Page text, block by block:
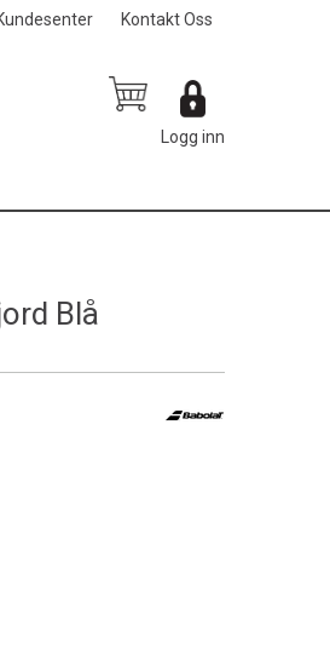
Kontakt Oss
Logg inn
Blå